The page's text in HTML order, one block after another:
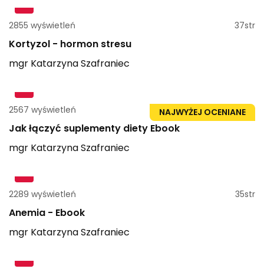
2855 wyświetleń 37str
Kortyzol - hormon stresu
mgr KatarzynaSzafraniec
NAJWYŻEJ OCENIANE
2567 wyświetleń 30str
Jak łączyć suplementy diety Ebook
mgr KatarzynaSzafraniec
2289 wyświetleń 35str
Anemia - Ebook
mgr KatarzynaSzafraniec